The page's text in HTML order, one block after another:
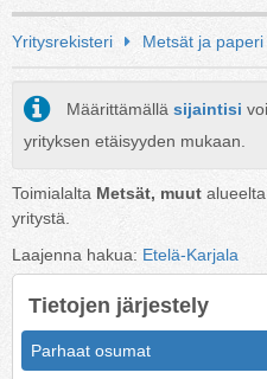
Yritysrekisteri Metsät ja paperi
Määrittämällä sijaintisi
yrityksen etäisyyden mukaan.
Toimialalta Metsät, muut alueelta
yritystä.
Laajenna hakua: Etelä-Karjala
Tietojen järjestely
Parhaat osumat